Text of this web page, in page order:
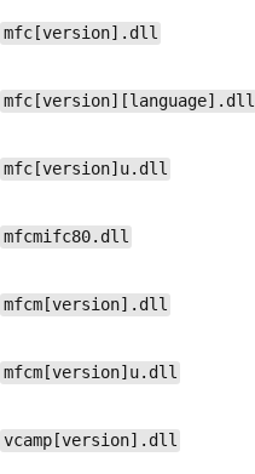
mfc[version].dll
mfc[version][language].dll
mfc[version]u.dll
mfcmifc80.dll
mfcm[version].dll
mfcm[version]u.dll
vcamp[version].dll